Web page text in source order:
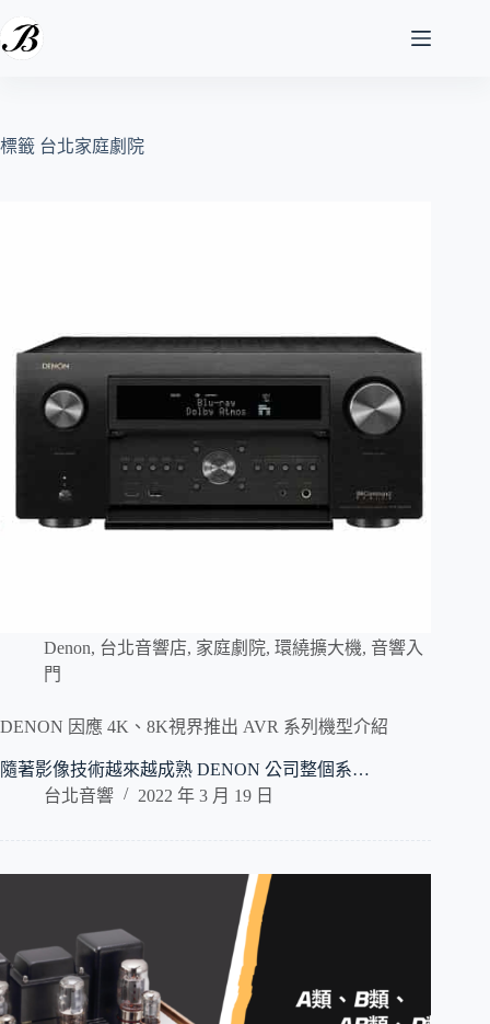
至
容
標籤 台北家庭劇院
Denon, 台北音響店, 家庭劇院, 環繞擴大機, 音響入
門
DENON 因應 4K、8K視界推出 AVR 系列機型介紹
隨著影像技術越來越成熟 DENON 公司整個系…
台北音響
2022 年 3 月 19 日